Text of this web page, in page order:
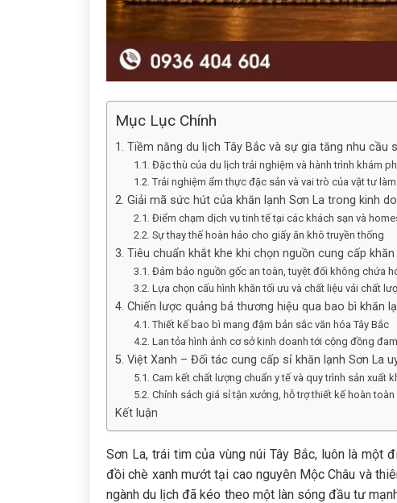
Mục Lục Chính
1. Tiềm năng du lịch Tây Bắc và sự gia tăng nhu cầu
1.1. Đặc thù của du lịch trải nghiệm và hành trình khám
1.2. Trải nghiệm ẩm thực đặc sản và vai trò của vật tư
2. Giải mã sức hút của khăn lạnh Sơn La trong kinh
2.1. Điểm chạm dịch vụ tinh tế tại các khách sạn và
2.2. Sự thay thế hoàn hảo cho giấy ăn khô truyền thống
3. Tiêu chuẩn khắt khe khi chọn nguồn cung cấp khăn
3.1. Đảm bảo nguồn gốc an toàn, tuyệt đối không chứa
3.2. Lựa chọn cấu hình khăn tối ưu và chất liệu vải chất
4. Chiến lược quảng bá thương hiệu qua bao bì khăn
4.1. Thiết kế bao bì mang đậm bản sắc văn hóa Tây Bắc
4.2. Lan tỏa hình ảnh cơ sở kinh doanh tới cộng đồng
5. Việt Xanh – Đối tác cung cấp sỉ khăn lạnh Sơn La
5.1. Cam kết chất lượng chuẩn y tế và quy trình sản xuất
5.2. Chính sách giá sỉ tận xưởng, hỗ trợ thiết kế hoàn
Kết luận
Sơn La, trái tim của vùng núi Tây Bắc, luôn là một
đồi chè xanh mướt tại cao nguyên Mộc Châu và
ngành du lịch đã kéo theo một làn sóng đầu tư